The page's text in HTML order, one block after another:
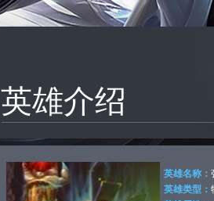
英雄介绍
英雄名称：
英雄类型：